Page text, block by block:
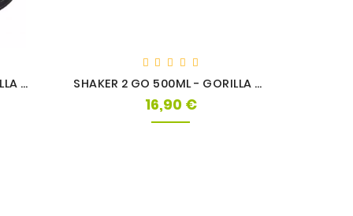
CEINTURE EN NYLON - GORILLA WEAR SHAKER 2 GO 500ML - GORILLA WEAR
16,90 €Prix